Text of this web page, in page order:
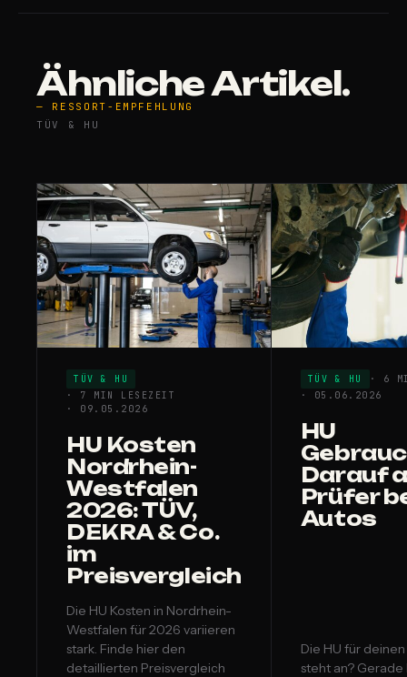
Ähnliche Artikel.
— RESSORT-EMPFEHLUNG
TÜV & HU
TÜV & HU
· 7 MIN LESEZEIT
· 09.05.2026
HU Kosten
Nordrhein-
Westfalen
2026: TÜV,
DEKRA & Co.
im
Preisvergleich
Die HU Kosten in Nordrhein-
Westfalen für 2026 variieren
stark. Finde hier den
detaillierten Preisvergleich
TÜV & HU
· 6
· 05.06.2026
HU
Darauf
Prüfer
Autos
Die HU für
steht an?